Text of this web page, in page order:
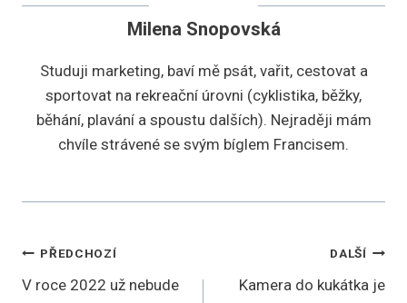
Milena Snopovská
Studuji marketing, baví mě psát, vařit, cestovat a
sportovat na rekreační úrovni (cyklistika, běžky,
běhání, plavání a spoustu dalších). Nejraději mám
chvíle strávené se svým bíglem Francisem.
Navigace
PŘEDCHOZÍ
V roce 2022 už nebude
DALŠÍ
Kamera do kukátka je